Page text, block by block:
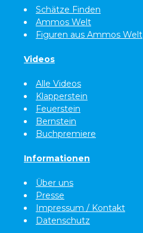
Schätze Finden
Ammos Welt
Figuren aus Ammos Welt
Videos
Alle Videos
Klapperstein
Feuerstein
Bernstein
Buchpremiere
Informationen
Über uns
Presse
Impressum / Kontakt
Datenschutz